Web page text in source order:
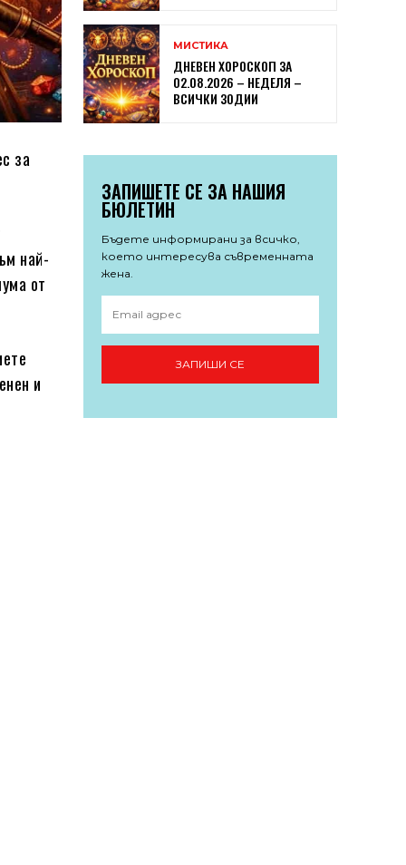
за
най-
от
и
МИСТИКА
ДНЕВЕН ХОРОСКОП ЗА
02.08.2026 – НЕДЕЛЯ –
ВСИЧКИ ЗОДИИ
ЗАПИШЕТЕ СЕ ЗА НАШИЯ
БЮЛЕТИН
Бъдете информирани за всичко,
което интересува съвременната
жена.
ЗАПИШИ СЕ